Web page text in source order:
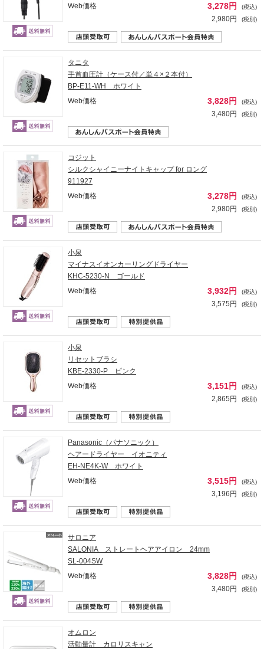
Web価格 3,278円 (税込)
2,980円 (税別)
タニタ
手首血圧計（ケース付／単４×２本付）
BP-E11-WH ホワイト
Web価格
3,828円 (税込)
3,480円 (税別)
コジット
シルクシャイニーナイトキャップ for ロング
911927
Web価格
3,278円 (税込)
2,980円 (税別)
小泉
マイナスイオンカーリングドライヤー
KHC-5230-N ゴールド
Web価格
3,932円 (税込)
3,575円 (税別)
小泉
リセットブラシ
KBE-2330-P ピンク
Web価格
3,151円 (税込)
2,865円 (税別)
Panasonic（パナソニック）
ヘアードライヤー イオニティ
EH-NE4K-W ホワイト
Web価格
3,515円 (税込)
3,196円 (税別)
サロニア
SALONIA ストレートヘアアイロン 24mm
SL-004SW
Web価格
3,828円 (税込)
3,480円 (税別)
オムロン
活動量計 カロリスキャン